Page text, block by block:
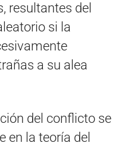
resultantes del
si la
a su alea
del conflicto se
en la teoría del